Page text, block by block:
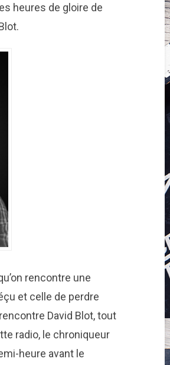
heures de gloire de
rencontre une
et celle de perdre
David Blot, tout
radio, le chroniqueur
heure avant le